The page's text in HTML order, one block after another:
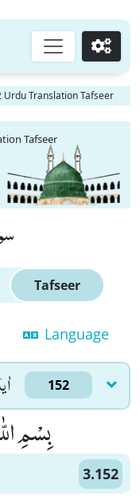
Go
Translation Tafseer
Tafseer
Tafseer
Language
152
بِسْمِ
3.152